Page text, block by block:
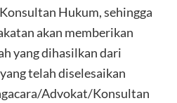
Hukum, sehingga
akan memberikan
yang dihasilkan dari
telah diselesaikan
Advokat/Konsultan